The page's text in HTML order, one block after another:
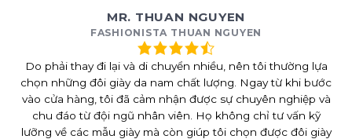
MR. THUAN NGUYEN
FASHIONISTA THUAN NGUYEN
Do phải thay đi lại và di chuyển nhiều, nên tôi thường lựa
chọn những đôi giày da nam chất lượng. Ngay từ khi bước
vào cửa hàng, tôi đã cảm nhận được sự chuyên nghiệp và
chu đáo từ đội ngũ nhân viên. Họ không chỉ tư vấn kỹ
lưỡng về các mẫu giày mà còn giúp tôi chọn được đôi giày